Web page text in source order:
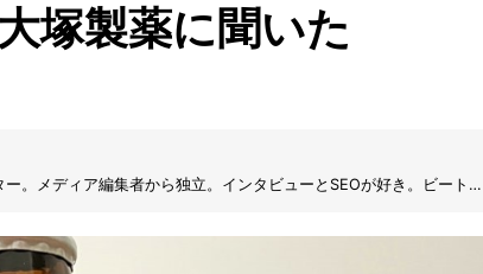
塚製薬に聞いた
。メディア編集者から独立。インタビューとSEOが好き。ビートル